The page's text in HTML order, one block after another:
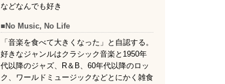
などなんでも好き
■No Music, No Life
「音楽を食べて大きくなった」と自認する。
好きなジャンルはクラシック音楽と1950年
代以降のジャズ、R＆B、60年代以降のロッ
ク、ワールドミュージックなどとにかく雑食